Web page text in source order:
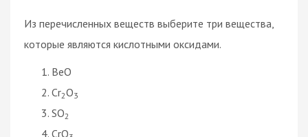
Из перечисленных веществ выберите три вещества,
которые являются кислотными оксидами.
BeO
Cr2O3
SO2
CrO